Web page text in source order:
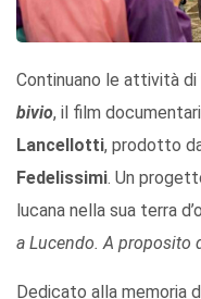
Continuano le attività di
bivio, il film
Lancellotti, prodotto
Fedelissimi. Un
lucana nella sua terra
a Lucendo. A proposito
Dedicato alla memoria